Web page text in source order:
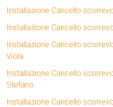
Installazione Cancello
Installazione Cancello
Installazione Cancello
Viola
Installazione Cancello
Stefano
Installazione Cancello